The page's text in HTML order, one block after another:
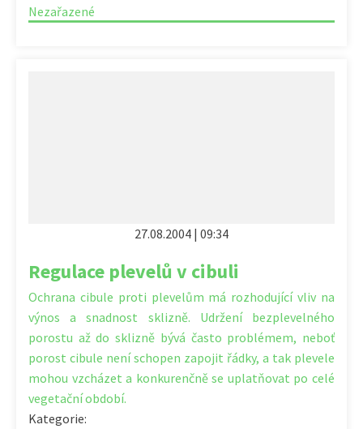
Nezařazené
27.08.2004 | 09:34
Regulace plevelů v cibuli
Ochrana cibule proti plevelům má rozhodující vliv na
výnos a snadnost sklizně. Udržení bezplevelného
porostu až do sklizně bývá často problémem, neboť
porost cibule není schopen zapojit řádky, a tak plevele
mohou vzcházet a konkurenčně se uplatňovat po celé
vegetační období.
Kategorie: